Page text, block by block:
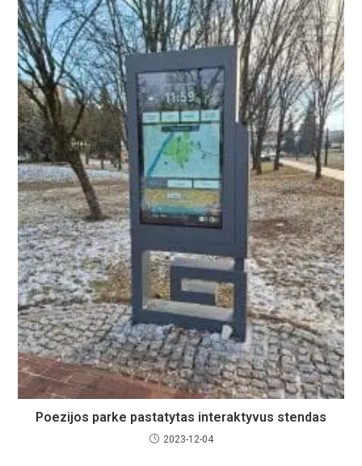
Poezijos parke pastatytas interaktyvus stendas
2023-12-04